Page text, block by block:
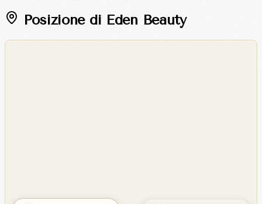
Posizione di Eden Beauty